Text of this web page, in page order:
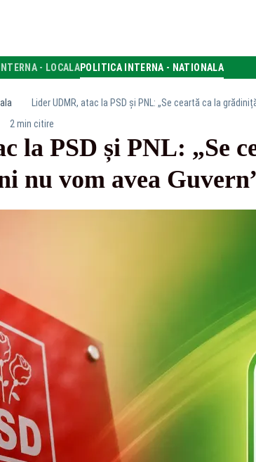
- LOCALAPOLITICA INTERNA - NATIONALA
Lider UDMR, atac la PSD și PNL: „Se ceartă ca la
2 min citire
la PSD și PNL: „Se
nu vom avea